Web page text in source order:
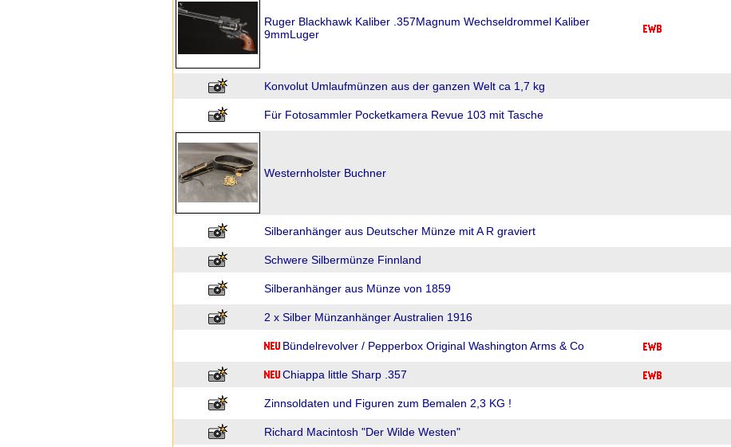
Ruger Blackhawk Kaliber .357Magnum Wechseldrommel Kaliber
9mmLuger
Konvolut Umlaufmünzen aus der ganzen Welt ca 1,7 kg
Für Fotosammler Pocketkamera Revue 103 mit Tasche
Westernholster Buchner
Silberanhänger aus Deutscher Münze mit A R graviert
Schwere Silbermünze Finnland
Silberanhänger aus Münze von 1859
2 x Silber Münzanhänger Australien 1916
Bündelrevolver / Pepperbox Original Washington Arms & Co
Chiappa little Sharp .357
Zinnsoldaten und Figuren zum Bemalen 2,3 KG !
Richard Macintosh "Der Wilde Westen"